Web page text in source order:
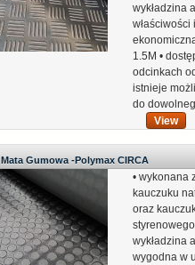
wykładzina
właściwości
1.5M •
odcinkach
istnieje
do
View
Mata Gumowa -Polymax CIRCA
• wykonana
kauczuku
oraz
wykładzina
wygodna w